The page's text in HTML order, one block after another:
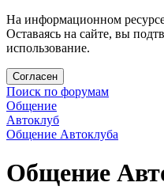
На информационном
Оставаясь на сайте, вы
использование.
Согласен
Поиск по форумам
Общение
Автоклуб
Общение Автоклуба
Общение